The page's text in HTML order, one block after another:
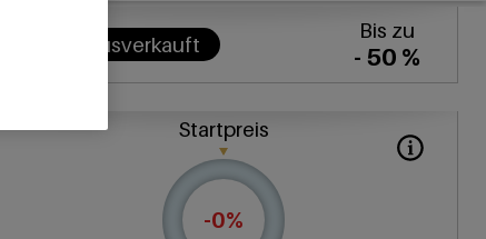
Ausverkauft
Bis zu
- 50 %
Startpreis
-0%